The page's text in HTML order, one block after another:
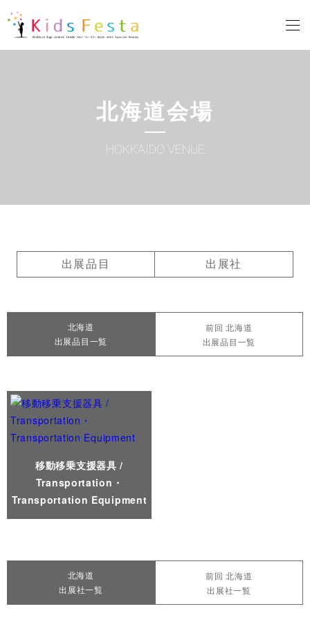
北海道会場
HOKKAIDO VENUE
出展品目 出展社
北海道
出展品目一覧
前回 北海道
出展品目一覧
移動移乗支援器具 /
Transportation・
Transportation Equipment
北海道
出展社一覧
前回 北海道
出展社一覧